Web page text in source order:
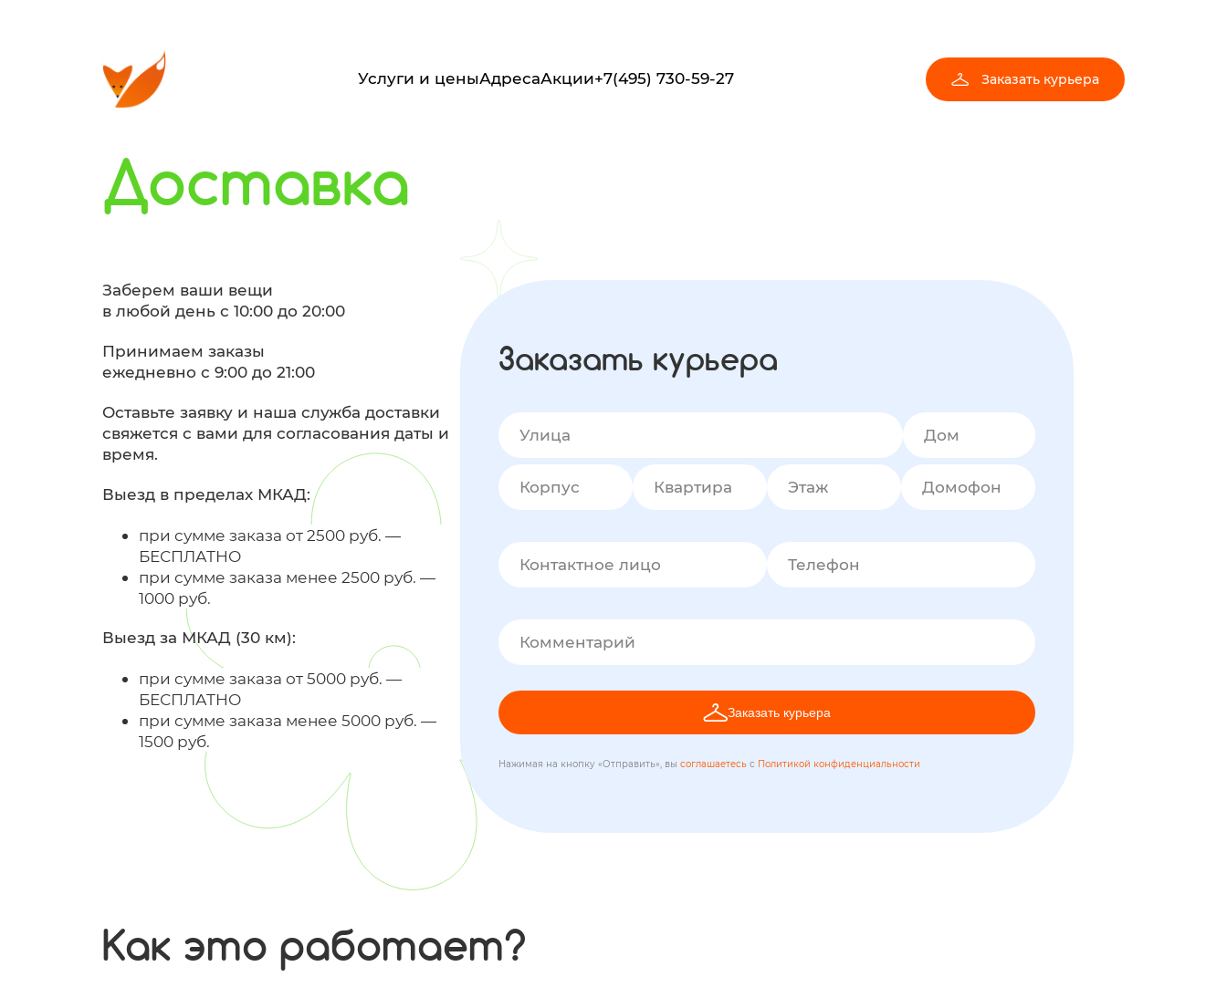
Услуги и ценыАдресаАкции+7(495) 730-59-27 Заказать курьера
Доставка
Заберем ваши вещи
в любой день с 10:00 до 20:00
Принимаем заказы
ежедневно с 9:00 до 21:00
Оставьте заявку и наша служба доставки
свяжется с вами для согласования даты и
время.
Выезд в пределах МКАД:
при сумме заказа от 2500 руб. —
БЕСПЛАТНО
при сумме заказа менее 2500 руб. —
1000 руб.
Выезд за МКАД (30 км):
при сумме заказа от 5000 руб. —
БЕСПЛАТНО
при сумме заказа менее 5000 руб. —
1500 руб.
Заказать курьера
Улица Дом
Корпус Квартира Этаж Домофон
Контактное лицо Телефон
Комментарий
Заказать курьера
Нажимая на кнопку «Отправить», вы соглашаетесьс Политикой конфиденциальности
Как это работает?